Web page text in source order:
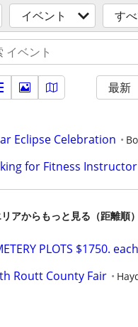
イベント す
最新
Eclipse Celebration
for Fitness Instructor
アからもっと見る（距離順）
PLOTS $1750. each
Routt County Fair